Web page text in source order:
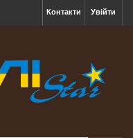
Увійти
Контакти